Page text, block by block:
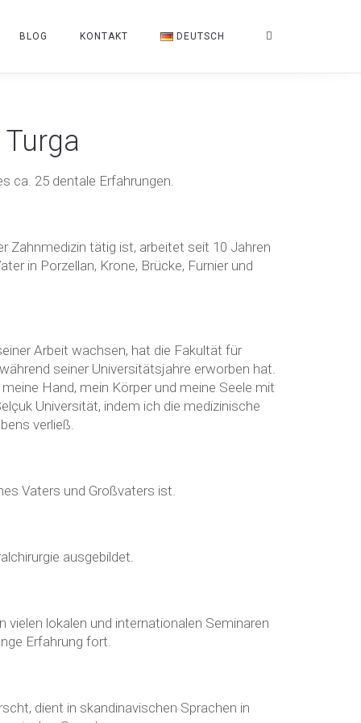
BLOG KONTAKT DEUTSCH
ca. 25 dentale Erfahrungen.
Zahnmedizin tätig ist, arbeitet seit 10 Jahren
in Porzellan, Krone, Brücke, Furnier und
Arbeit wachsen, hat die Fakultät für
seiner Universitätsjahre erworben hat.
Hand, mein Körper und meine Seele mit
Universität, indem ich die medizinische
verließ.
Vaters und Großvaters ist.
ausgebildet.
lokalen und internationalen Seminaren
Erfahrung fort.
dient in skandinavischen Sprachen in